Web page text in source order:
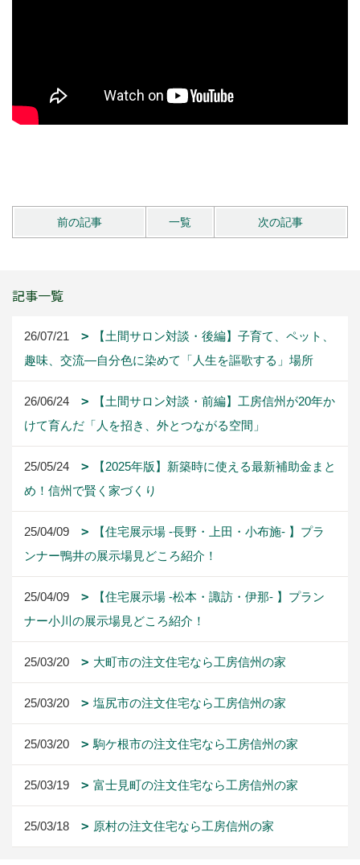
前の記事 一覧 次の記事
記事一覧
26/07/21
【土間サロン対談・後編】子育て、ペット、
趣味、交流―自分色に染めて「人生を謳歌する」場所
26/06/24
【土間サロン対談・前編】工房信州が20年か
けて育んだ「人を招き、外とつながる空間」
25/05/24
【2025年版】新築時に使える最新補助金まと
め！信州で賢く家づくり
25/04/09
【住宅展示場 -長野・上田・小布施- 】プラ
ンナー鴨井の展示場見どころ紹介！
25/04/09
【住宅展示場 -松本・諏訪・伊那- 】プラン
ナー小川の展示場見どころ紹介！
25/03/20 大町市の注文住宅なら工房信州の家
25/03/20 塩尻市の注文住宅なら工房信州の家
25/03/20 駒ケ根市の注文住宅なら工房信州の家
25/03/19 富士見町の注文住宅なら工房信州の家
25/03/18 原村の注文住宅なら工房信州の家